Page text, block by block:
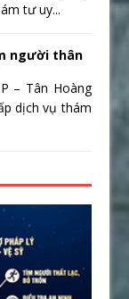
tư uy...
người thân
– Tân Hoàng
dịch vụ thám